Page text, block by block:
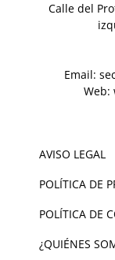
Calle del
Email:
Web:
AVISO LEGAL
POLÍTICA DE
POLÍTICA DE
¿QUIÉNES